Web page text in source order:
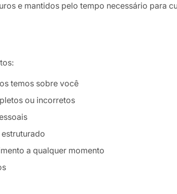
e mantidos pelo tempo necessário para
temos sobre você
ou incorretos
a qualquer momento